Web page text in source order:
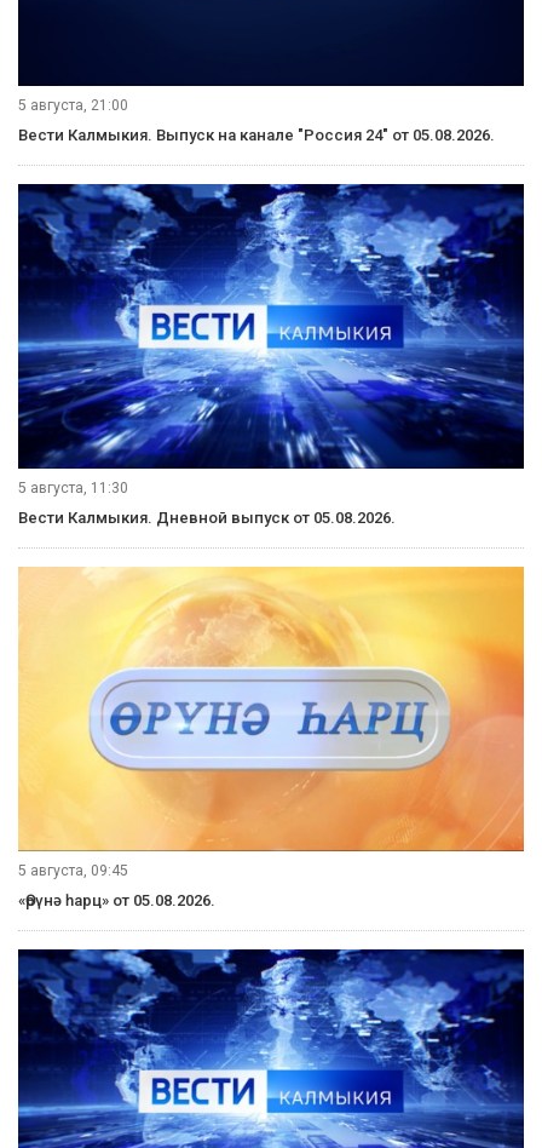
5 августа, 21:00
Вести Калмыкия. Выпуск на канале "Россия 24" от 05.08.2026.
5 августа, 11:30
Вести Калмыкия. Дневной выпуск от 05.08.2026.
5 августа, 09:45
«Өрүнә һарц» от 05.08.2026.